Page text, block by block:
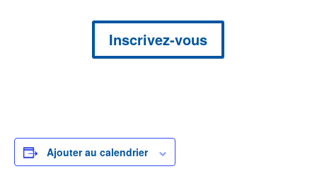
Inscrivez-vous
Ajouter au calendrier